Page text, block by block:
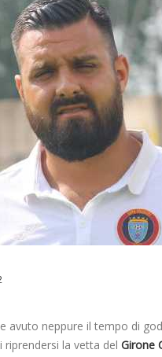
avuto neppure il tempo di
riprendersi la vetta del Girone